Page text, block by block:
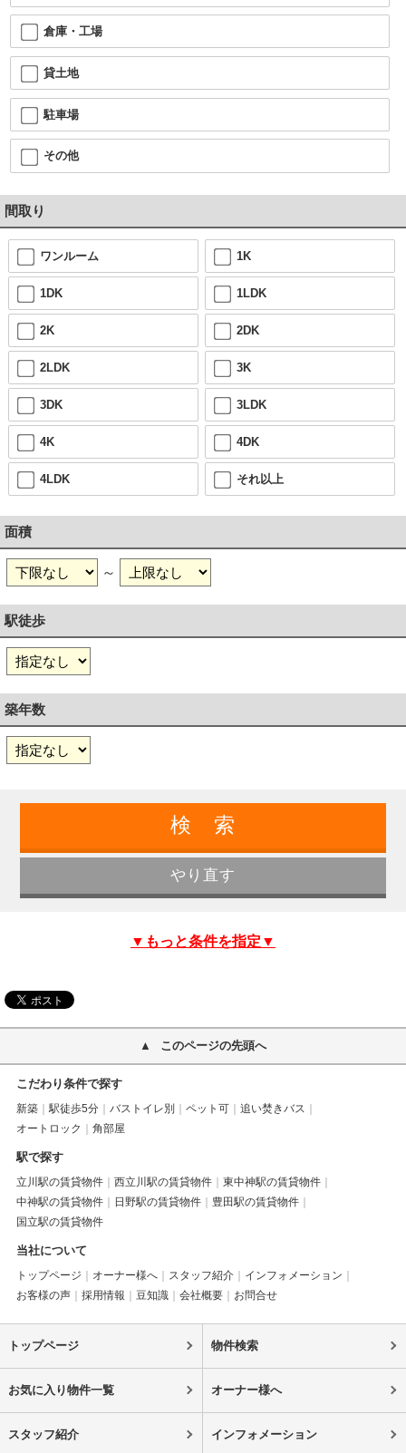
倉庫・工場
貸土地
駐車場
その他
間取り
ワンルーム 1K
1DK 1LDK
2K 2DK
2LDK 3K
3DK 3LDK
4K 4DK
4LDK それ以上
面積
～
駅徒歩
築年数
▼もっと条件を指定▼
このページの先頭へ
こだわり条件で探す
新築 駅徒歩5分 バストイレ別 ペット可
追い焚きバス
オートロック
角部屋
駅で探す
立川駅の賃貸物件 西立川駅の賃貸物件
東中神駅の賃貸物件
中神駅の賃貸物件
日野駅の賃貸物件
豊田駅の賃貸物件
国立駅の賃貸物件
当社について
トップページ オーナー様へ スタッフ紹介
インフォメーション
お客様の声
採用情報 豆知識 会社概要 お問合せ
トップページ 物件検索
お気に入り物件一覧 オーナー様へ
スタッフ紹介 インフォメーション